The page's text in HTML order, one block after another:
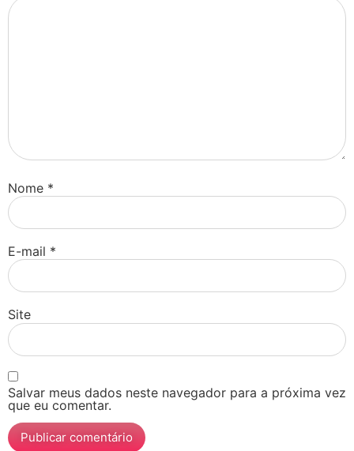
Nome *
E-mail *
Site
Salvar meus dados neste navegador para a próxima vez
que eu comentar.